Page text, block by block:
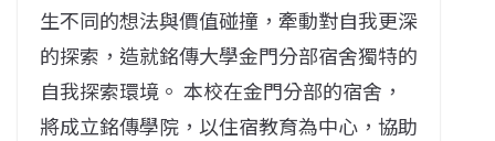
生不同的想法與價值碰撞，牽動對自我更深
的探索，造就銘傳大學金門分部宿舍獨特的
自我探索環境。 本校在金門分部的宿舍，
將成立銘傳學院，以住宿教育為中心，協助